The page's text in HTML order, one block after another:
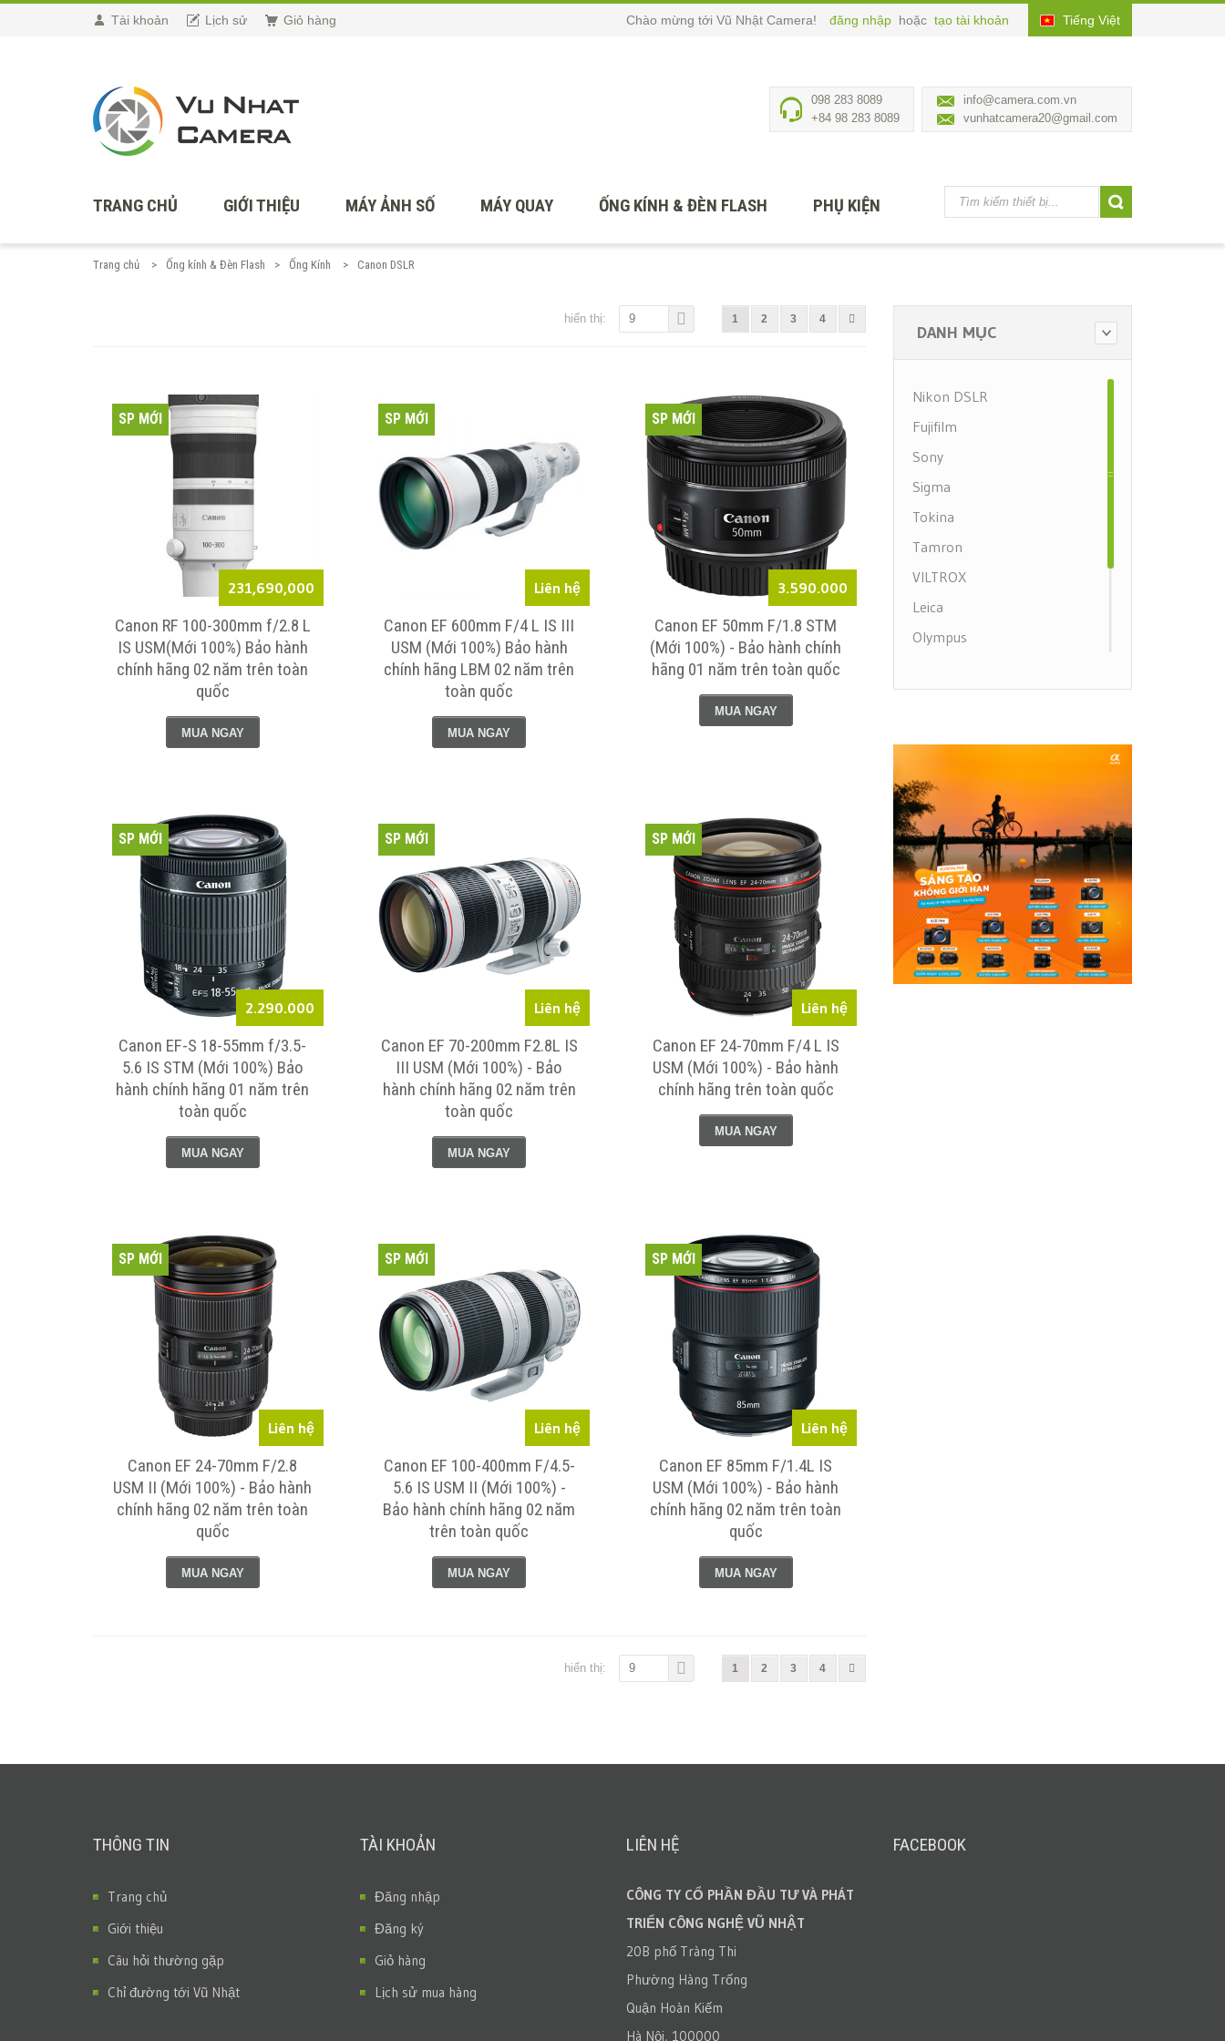
Tài khoản Lịch sử Giỏ hàng Tiếng Việt
Chào mừng tới Vũ Nhật Camera! đăng nhập hoặc tạo tài khoản
info@camera.com.vn
vunhatcamera20@gmail.com
098 283 8089
+84 98 283 8089
TRANG CHỦ GIỚI THIỆU MÁY ẢNH SỐ MÁY QUAY ỐNG KÍNH & ĐÈN FLASH PHỤ KIỆN
Trang chủ Ống kính & Đèn Flash Ống Kính Canon DSLR
1 2 3 4
hiển thị: 9
231,690,000
SP MỚI
Canon RF 100-300mm f/2.8 L
IS USM(Mới 100%) Bảo hành
chính hãng 02 năm trên toàn
quốc
MUA NGAY
Liên hệ
SP MỚI
Canon EF 600mm F/4 L IS III
USM (Mới 100%) Bảo hành
chính hãng LBM 02 năm trên
toàn quốc
MUA NGAY
3.590.000
SP MỚI
Canon EF 50mm F/1.8 STM
(Mới 100%) - Bảo hành chính
hãng 01 năm trên toàn quốc
MUA NGAY
2.290.000
SP MỚI
Canon EF-S 18-55mm f/3.5-
5.6 IS STM (Mới 100%) Bảo
hành chính hãng 01 năm trên
toàn quốc
MUA NGAY
Liên hệ
SP MỚI
Canon EF 70-200mm F2.8L IS
III USM (Mới 100%) - Bảo
hành chính hãng 02 năm trên
toàn quốc
MUA NGAY
Liên hệ
SP MỚI
Canon EF 24-70mm F/4 L IS
USM (Mới 100%) - Bảo hành
chính hãng trên toàn quốc
MUA NGAY
Liên hệ
SP MỚI
Canon EF 24-70mm F/2.8
USM II (Mới 100%) - Bảo hành
chính hãng 02 năm trên toàn
quốc
MUA NGAY
Liên hệ
SP MỚI
Canon EF 100-400mm F/4.5-
5.6 IS USM II (Mới 100%) -
Bảo hành chính hãng 02 năm
trên toàn quốc
MUA NGAY
Liên hệ
SP MỚI
Canon EF 85mm F/1.4L IS
USM (Mới 100%) - Bảo hành
chính hãng 02 năm trên toàn
quốc
MUA NGAY
1 2 3 4
hiển thị: 9
DANH MỤC
Nikon DSLR
Fujifilm
Sony
Sigma
Tokina
Tamron
VILTROX
Leica
Olympus
THÔNG TIN
Trang chủ
Giới thiệu
Câu hỏi thường gặp
Chỉ đường tới Vũ Nhật
TÀI KHOẢN
Đăng nhập
Đăng ký
Giỏ hàng
Lịch sử mua hàng
LIÊN HỆ
CÔNG TY CỔ PHẦN ĐẦU TƯ VÀ PHÁT
TRIỂN CÔNG NGHỆ VŨ NHẬT
20B phố Tràng Thi
Phường Hàng Trống
Quận Hoàn Kiếm
Hà Nội, 100000
FACEBOOK